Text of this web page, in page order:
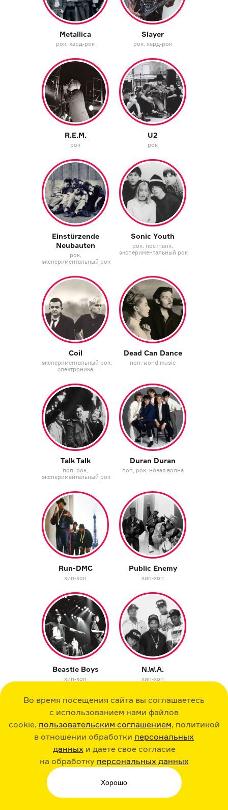
Во время посещения сайта вы соглашаетесь
с использованием нами файлов
cookie, пользовательским соглашением, политикой
в отношении обработки персональных
данных и даете свое согласие
на обработку персональных данных
Хорошо
Metallica
рок хард-рок
Slayer
рок хард-рок
R.E.M.
рок
U2
рок
Einstürzende
Neubauten
рок
экспериментальный рок
Sonic Youth
рок постпанк
экспериментальный рок
Coil
экспериментальный рок
электроника
Dead Can Dance
поп world music
Talk Talk
поп рок
экспериментальный рок
Duran Duran
поп рок новая волна
Run-DMC
хип-хоп
Public Enemy
хип-хоп
Beastie Boys
хип-хоп
N.W.A.
хип-хоп
Джордж Майкл
The Jesus and
экспериментальный рок